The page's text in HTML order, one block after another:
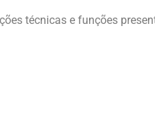
técnicas e funções